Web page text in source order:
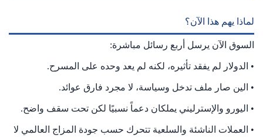
لماذا يهم هذا الآن؟
السوق الآن يرسل أربع رسائل مباشرة:
• الدولار لم يفقد تأثيره، لكنه لم يعد وحده على المسرح.
• الين صار ملف تدخل وسياسة، لا مجرد فارق عوائد.
• اليورو والإسترليني يملكان دعماً نسبيًا لكن تحت سقف واضح.
• العملات الناشئة والسلعية تتحرك حسب جودة المزاج العالمي لا